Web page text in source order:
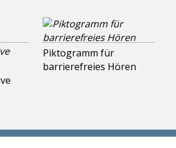
Piktogramm für
barrierefreies Hören